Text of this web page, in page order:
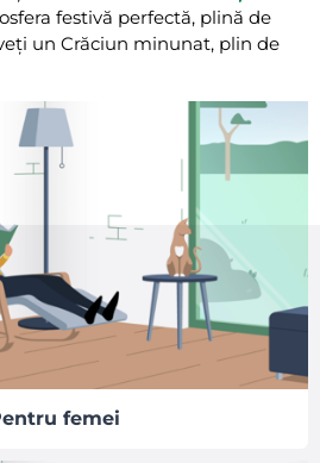
festivă perfectă, plină de
un Crăciun minunat, plin de
femei